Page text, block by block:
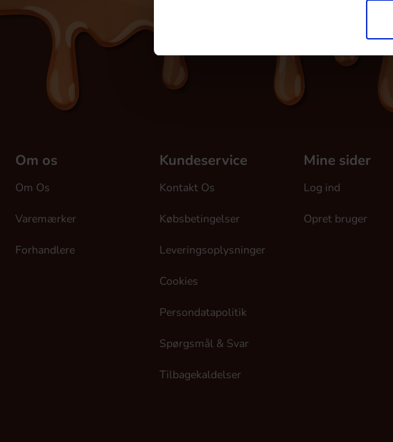
Om os
Om Os
Varemærker
Forhandlere
Kundeservice
Kontakt Os
Købsbetingelser
Leveringsoplysninger
Cookies
Persondatapolitik
Spørgsmål & Svar
Tilbagekaldelser
Mine sider
Log ind
Opret bruger